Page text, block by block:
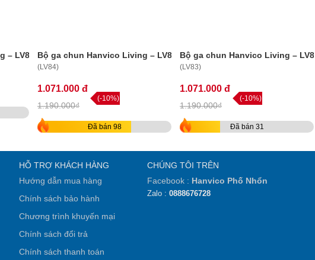
LV85 Bộ ga chun Hanvico Living – LV84
(LV84)
1.071.000 đ
1.190.000₫
(-10%)
Đã bán 98
Bộ ga chun Hanvico Living – LV83
(LV83)
1.071.000 đ
1.190.000₫
(-10%)
Đã bán 31
HỖ TRỢ KHÁCH HÀNG
Hướng dẫn mua hàng
Chính sách bảo hành
Chương trình khuyến mại
Chính sách đổi trả
Chính sách thanh toán
CHÚNG TÔI TRÊN
Facebook : Hanvico Phố Nhổn
Zalo : 0888676728